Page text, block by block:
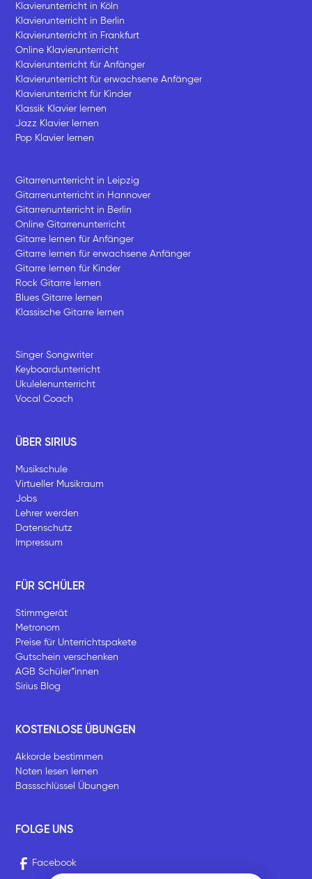
Klavierunterricht in Köln
Klavierunterricht in Berlin
Klavierunterricht in Frankfurt
Online Klavierunterricht
Klavierunterricht für Anfänger
Klavierunterricht für erwachsene Anfänger
Klavierunterricht für Kinder
Klassik Klavier lernen
Jazz Klavier lernen
Pop Klavier lernen
Gitarrenunterricht in Leipzig
Gitarrenunterricht in Hannover
Gitarrenunterricht in Berlin
Online Gitarrenunterricht
Gitarre lernen für Anfänger
Gitarre lernen für erwachsene Anfänger
Gitarre lernen für Kinder
Rock Gitarre lernen
Blues Gitarre lernen
Klassische Gitarre lernen
Singer Songwriter
Keyboardunterricht
Ukulelenunterricht
Vocal Coach
ÜBER SIRIUS
Musikschule
Virtueller Musikraum
Jobs
Lehrer werden
Datenschutz
Impressum
FÜR SCHÜLER
Stimmgerät
Metronom
Preise für Unterrichtspakete
Gutschein verschenken
AGB Schüler*innen
Sirius Blog
KOSTENLOSE ÜBUNGEN
Akkorde bestimmen
Noten lesen lernen
Bassschlüssel Übungen
FOLGE UNS
Facebook